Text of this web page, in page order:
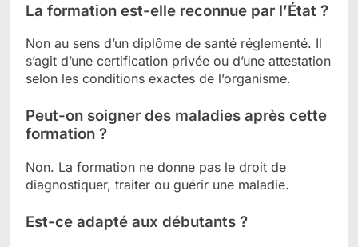
La formation est-elle reconnue par l’État ?
Non au sens d’un diplôme de santé réglementé. Il
s’agit d’une certification privée ou d’une attestation
selon les conditions exactes de l’organisme.
Peut-on soigner des maladies après cette
formation ?
Non. La formation ne donne pas le droit de
diagnostiquer, traiter ou guérir une maladie.
Est-ce adapté aux débutants ?